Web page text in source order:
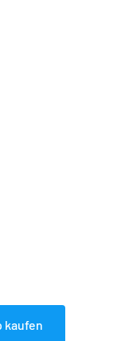
kaufen